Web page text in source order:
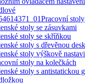
Pracovní stoly
stoly se zásuvkami
stoly se skříňkou
stoly s dřevěnou
stoly výškově
stoly na kolečkách
stoly s antistatickou